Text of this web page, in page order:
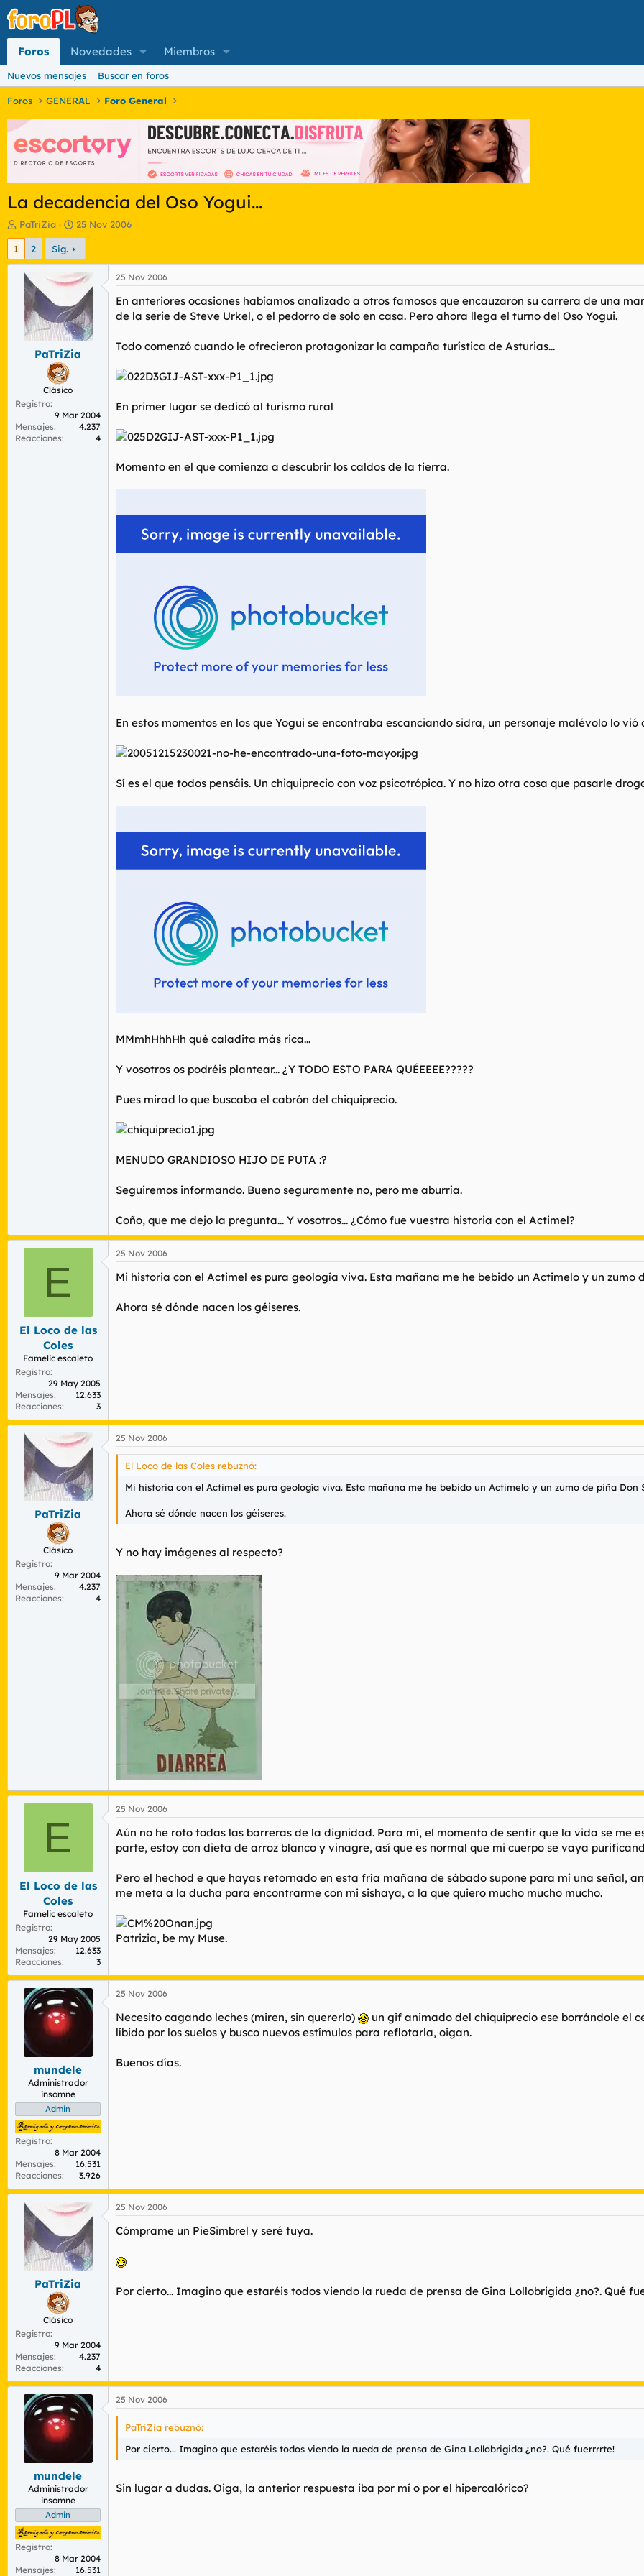
Foros Novedades Miembros
Nuevos mensajes Buscar en foros
Foros GENERAL Foro General
La decadencia del Oso Yogui...
I
n
c
a
d
o
d
m
PaTriZia
F
e
h
a
d
e
i
n
i
c
25 Nov 2006
1 2 Sig.
PaTriZia
Clásico
Registro
9 Mar 2004
Mensajes
4.237
Reacciones
4
25 Nov 2006
En anteriores ocasiones habíamos analizado a otros famosos que encauzaron su carrera de una
de la serie de Steve Urkel, o el pedorro de solo en casa. Pero ahora llega el turno del Oso Yogui.
Todo comenzó cuando le ofrecieron protagonizar la campaña turística de Asturias...
En primer lugar se dedicó al turismo rural
Momento en el que comienza a descubrir los caldos de la tierra.
En estos momentos en los que Yogui se encontraba escanciando sidra, un personaje malévolo lo vió
Sí es el que todos pensáis. Un chiquiprecio con voz psicotrópica. Y no hizo otra cosa que pasarle
MMmhHhhHh qué caladita más rica...
Y vosotros os podréis plantear... ¿Y TODO ESTO PARA QUÉEEEE?????
Pues mirad lo que buscaba el cabrón del chiquiprecio.
MENUDO GRANDIOSO HIJO DE PUTA :?
Seguiremos informando. Bueno seguramente no, pero me aburría.
Coño, que me dejo la pregunta... Y vosotros... ¿Cómo fue vuestra historia con el Actimel?
E
El Loco de las
Coles
Famelic escaleto
Registro
29 May 2005
Mensajes
12.633
Reacciones
3
25 Nov 2006
Mi historia con el Actimel es pura geología viva. Esta mañana me he bebido un Actimelo y un zumo
Ahora sé dónde nacen los géiseres.
PaTriZia
Clásico
Registro
9 Mar 2004
Mensajes
4.237
Reacciones
4
25 Nov 2006
El Loco de las Coles rebuznó:
Mi historia con el Actimel es pura geología viva. Esta mañana me he bebido un Actimelo y un zumo de piña Don
Ahora sé dónde nacen los géiseres.
Y no hay imágenes al respecto?
E
El Loco de las
Coles
Famelic escaleto
Registro
29 May 2005
Mensajes
12.633
Reacciones
3
25 Nov 2006
Aún no he roto todas las barreras de la dignidad. Para mí, el momento de sentir que la vida se me
parte, estoy con dieta de arroz blanco y vinagre, así que es normal que mi cuerpo se vaya
Pero el hechod e que hayas retornado en esta fría mañana de sábado supone para mí una señal,
me meta a la ducha para encontrarme con mi sishaya, a la que quiero mucho mucho mucho.
Patrizia, be my Muse.
mundele
Administrador
insomne
Admin
Registro
8 Mar 2004
Mensajes
16.531
Reacciones
3.926
25 Nov 2006
Necesito cagando leches (miren, sin quererlo)
un gif animado del chiquiprecio ese borrándole el
líbido por los suelos y busco nuevos estímulos para reflotarla, oigan.
Buenos días.
PaTriZia
Clásico
Registro
9 Mar 2004
Mensajes
4.237
Reacciones
4
25 Nov 2006
Cómprame un PieSimbrel y seré tuya.
Por cierto... Imagino que estaréis todos viendo la rueda de prensa de Gina Lollobrigida ¿no?. Qué
mundele
Administrador
insomne
Admin
Registro
8 Mar 2004
Mensajes
16.531
25 Nov 2006
PaTriZia rebuznó:
Por cierto... Imagino que estaréis todos viendo la rueda de prensa de Gina Lollobrigida ¿no?. Qué fuerrrrte!
Sin lugar a dudas. Oiga, la anterior respuesta iba por mí o por el hipercalórico?